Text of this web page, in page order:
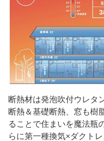
断熱材は発泡吹付ウレタ
断熱＆基礎断熱、窓も樹
ることで住まいを魔法瓶
らに第一種換気×ダクト